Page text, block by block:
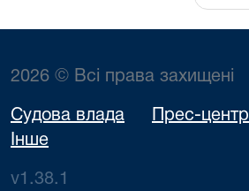
2026 © Всі права захищені
Судова влада Прес-центр
Інше
v1.38.1